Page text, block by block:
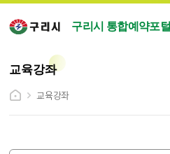
구리시 통합예약포털
교육강좌
교육강좌